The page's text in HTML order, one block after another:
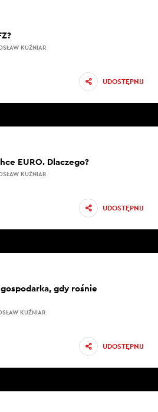
KUŹNIAR
UDOSTĘPNIJ
EURO. Dlaczego?
KUŹNIAR
UDOSTĘPNIJ
gdy rośnie
KUŹNIAR
UDOSTĘPNIJ